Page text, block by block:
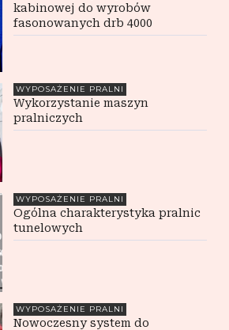
kabinowej do wyrobów
fasonowanych drb 4000
WYPOSAŻENIE PRALNI
Wykorzystanie maszyn
pralniczych
WYPOSAŻENIE PRALNI
Ogólna charakterystyka pralnic
tunelowych
WYPOSAŻENIE PRALNI
Nowoczesny system do